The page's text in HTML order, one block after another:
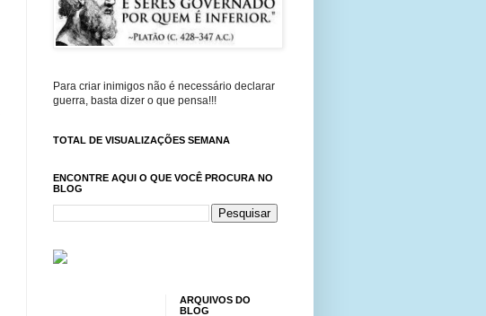
Para criar inimigos não é necessário declarar
guerra, basta dizer o que pensa!!!
TOTAL DE VISUALIZAÇÕES SEMANA
ENCONTRE AQUI O QUE VOCÊ PROCURA NO
BLOG
ARQUIVOS DO
BLOG